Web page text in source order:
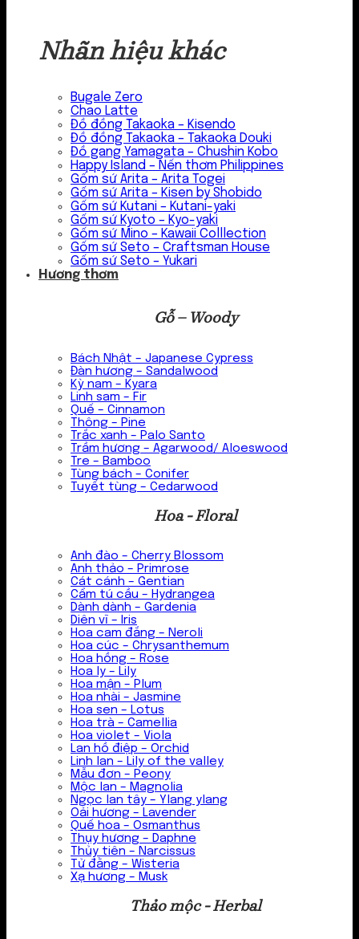
Nhãn hiệu khác
Bugale Zero
Chao Latte
Đồ đồng Takaoka – Kisendo
Đồ đồng Takaoka – Takaoka Douki
Đồ gang Yamagata – Chushin Kobo
Happy Island – Nến thơm Philippines
Gốm sứ Arita – Arita Togei
Gốm sứ Arita – Kisen by Shobido
Gốm sứ Kutani – Kutani-yaki
Gốm sứ Kyoto – Kyo-yaki
Gốm sứ Mino – Kawaii Colllection
Gốm sứ Seto – Craftsman House
Gốm sứ Seto – Yukari
Hương thơm
Gỗ – Woody
Bách Nhật – Japanese Cypress
Đàn hương – Sandalwood
Kỳ nam – Kyara
Linh sam – Fir
Quế – Cinnamon
Thông – Pine
Trắc xanh – Palo Santo
Trầm hương – Agarwood/ Aloeswood
Tre – Bamboo
Tùng bách – Conifer
Tuyết tùng – Cedarwood
Hoa - Floral
Anh đào – Cherry Blossom
Anh thảo – Primrose
Cát cánh – Gentian
Cẩm tú cầu – Hydrangea
Dành dành – Gardenia
Diên vĩ – Iris
Hoa cam đắng – Neroli
Hoa cúc – Chrysanthemum
Hoa hồng – Rose
Hoa ly – Lily
Hoa mận – Plum
Hoa nhài – Jasmine
Hoa sen – Lotus
Hoa trà – Camellia
Hoa violet – Viola
Lan hồ điệp – Orchid
Linh lan – Lily of the valley
Mẫu đơn – Peony
Mộc lan – Magnolia
Ngọc lan tây – Ylang ylang
Oải hương – Lavender
Quế hoa – Osmanthus
Thụy hương – Daphne
Thủy tiên – Narcissus
Tử đằng – Wisteria
Xạ hương – Musk
Thảo mộc - Herbal